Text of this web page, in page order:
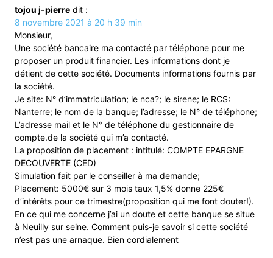
tojou j-pierre dit :
8 novembre 2021 à 20 h 39 min
Monsieur,
Une société bancaire ma contacté par téléphone pour me
proposer un produit financier. Les informations dont je
détient de cette société. Documents informations fournis par
la société.
Je site: N° d’immatriculation; le nca?; le sirene; le RCS:
Nanterre; le nom de la banque; l’adresse; le N° de téléphone;
L’adresse mail et le N° de téléphone du gestionnaire de
compte.de la société qui m’a contacté.
La proposition de placement : intitulé: COMPTE EPARGNE
DECOUVERTE (CED)
Simulation fait par le conseiller à ma demande;
Placement: 5000€ sur 3 mois taux 1,5% donne 225€
d’intérêts pour ce trimestre(proposition qui me font douter!).
En ce qui me concerne j’ai un doute et cette banque se situe
à Neuilly sur seine. Comment puis-je savoir si cette société
n’est pas une arnaque. Bien cordialement